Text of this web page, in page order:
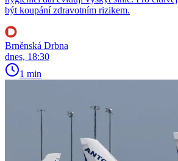
být koupání zdravotním rizikem.
Brněnská Drbna
dnes, 18:30
1 min